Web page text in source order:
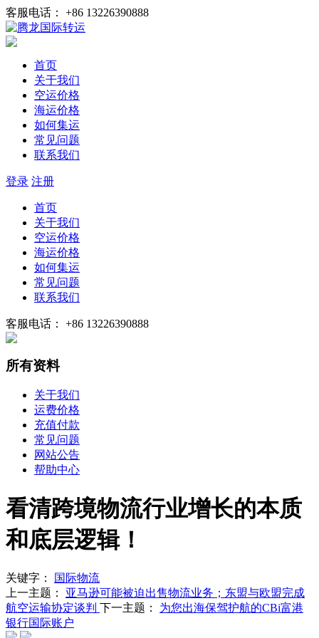
客服电话： +86 13226390888
首页
关于我们
空运价格
海运价格
如何集运
常见问题
联系我们
登录 注册
首页
关于我们
空运价格
海运价格
如何集运
常见问题
联系我们
客服电话： +86 13226390888
所有资料
关于我们
运费价格
充值付款
常见问题
网站公告
帮助中心
看清跨境物流行业增长的本质
和底层逻辑！
关键字：
国际物流
上一主题： 亚马逊可能被迫出售物流业务；东盟与欧盟完成
航空运输协定谈判 下一主题： 为您出海保驾护航的CBi富港
银行国际账户